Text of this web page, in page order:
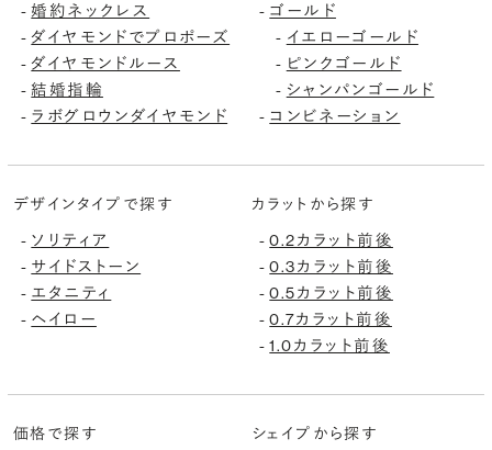
-婚約ネックレス
-ダイヤモンドでプロポーズ
-ダイヤモンドルース
-結婚指輪
- ラボグロウンダイヤモンド
- ゴールド
- イエローゴールド
- ピンクゴールド
- シャンパンゴールド
- コンビネーション
デザインタイプで探す
- ソリティア
- サイドストーン
- エタニティ
- ヘイロー
カラットから探す
-0.2カラット前後
-0.3カラット前後
-0.5カラット前後
-0.7カラット前後
-1.0カラット前後
価格で探す シェイプから探す